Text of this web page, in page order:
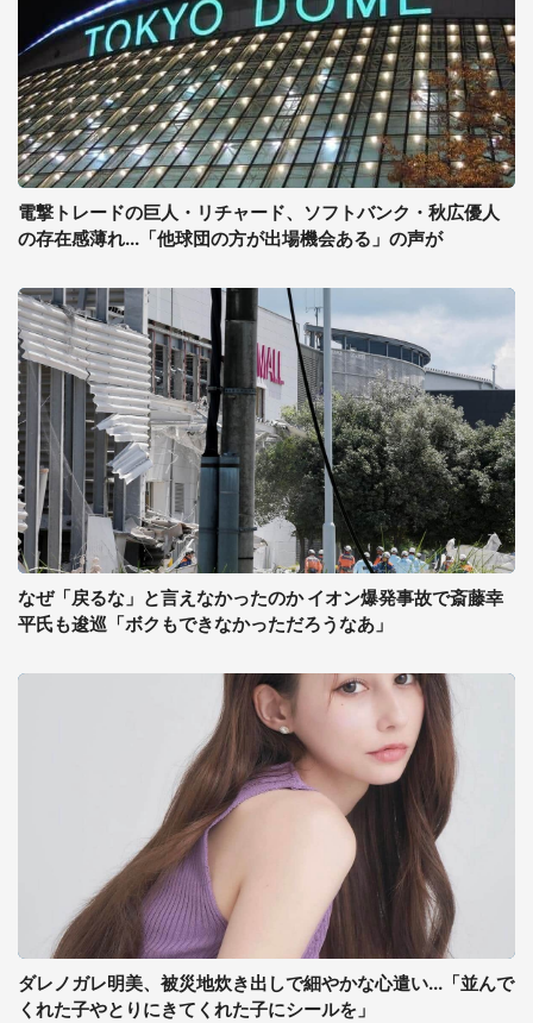
電撃トレードの巨人・リチャード、ソフトバンク・秋広優人
の存在感薄れ...「他球団の方が出場機会ある」の声が
なぜ「戻るな」と言えなかったのか イオン爆発事故で斎藤幸
平氏も逡巡「ボクもできなかっただろうなあ」
ダレノガレ明美、被災地炊き出しで細やかな心遣い...「並んで
くれた子やとりにきてくれた子にシールを」